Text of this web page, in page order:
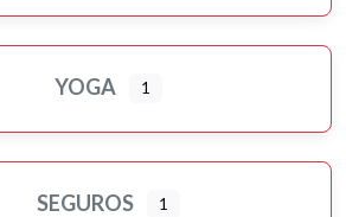
YOGA 1
SEGUROS 1